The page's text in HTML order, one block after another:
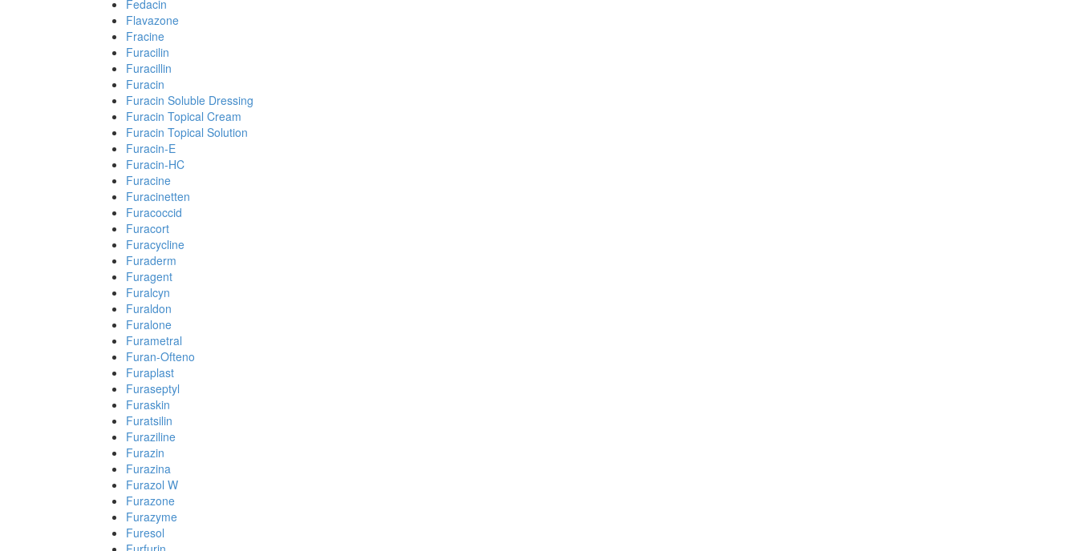
Fedacin
Flavazone
Fracine
Furacilin
Furacillin
Furacin
Furacin Soluble Dressing
Furacin Topical Cream
Furacin Topical Solution
Furacin-E
Furacin-HC
Furacine
Furacinetten
Furacoccid
Furacort
Furacycline
Furaderm
Furagent
Furalcyn
Furaldon
Furalone
Furametral
Furan-Ofteno
Furaplast
Furaseptyl
Furaskin
Furatsilin
Furaziline
Furazin
Furazina
Furazol W
Furazone
Furazyme
Furesol